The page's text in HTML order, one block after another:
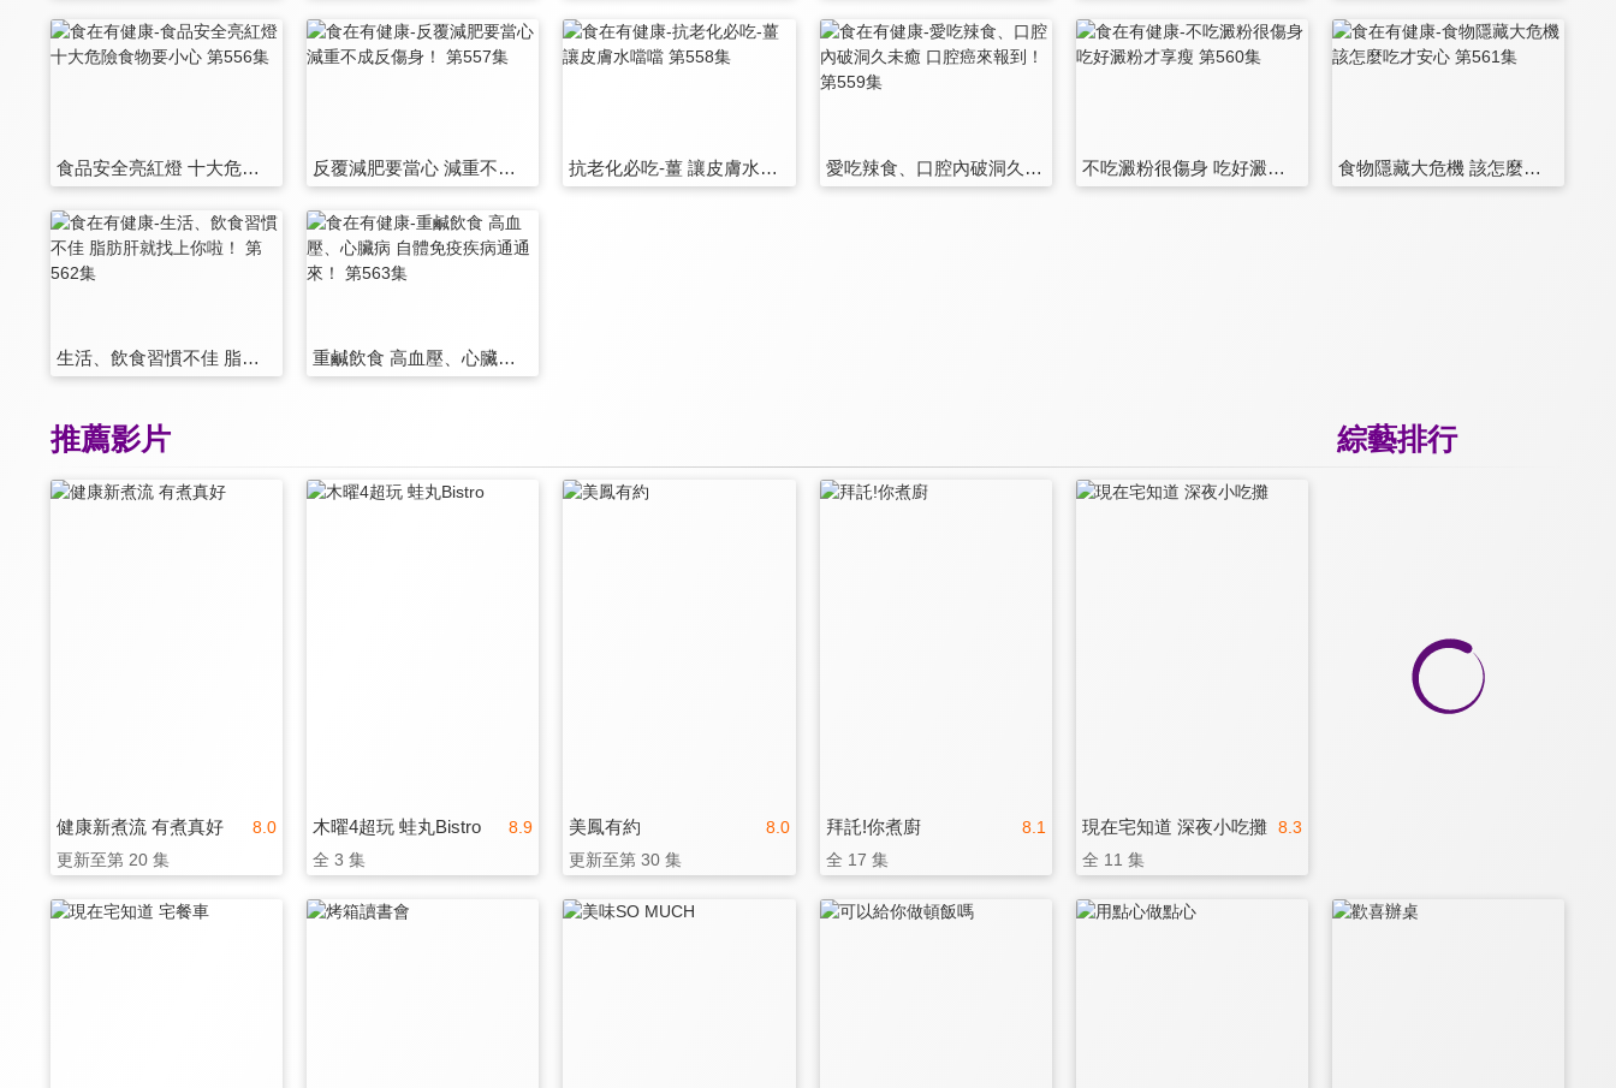
食品安全亮紅燈 十大危險食物要小心 第556集 反覆減肥要當心 減重不成反傷身！ 第557集 抗老化必吃-薑 讓皮膚水噹噹 第558集 愛吃辣食、口腔內破洞久未癒 口腔癌來報到！ 第559集 不吃澱粉很傷身 吃好澱粉才享瘦 第560集 食物隱藏大危機 該怎麼吃才安心 第561集
生活、飲食習慣不佳 脂肪肝就找上你啦！ 第562集 重鹹飲食 高血壓、心臟病 自體免疫疾病通通來！ 第563集
綜藝排行
推薦影片
8.0
健康新煮流 有煮真好
更新至第 20 集
8.9
木曜4超玩 蛙丸Bistro
全 3 集
8.0
美鳳有約
更新至第 30 集
8.1
拜託!你煮廚
全 17 集
8.3
現在宅知道 深夜小吃攤
全 11 集